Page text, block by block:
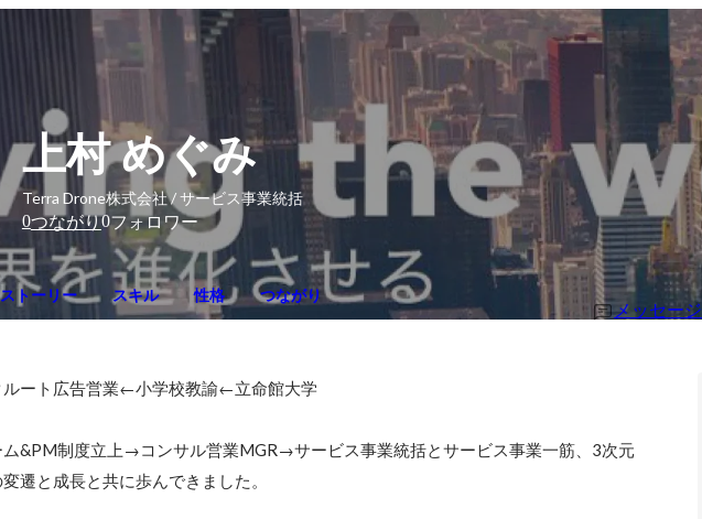
上村 めぐみ
Terra Drone株式会社 / サービス事業統括
0つながり0フォロワー
ストーリー スキル 性格 つながり
メッセージ
ート広告営業←小学校教諭←立命館大学
&PM制度立上→コンサル営業MGR→サービス事業統括とサービス事業一筋、3次元
遷と成長と共に歩んできました。